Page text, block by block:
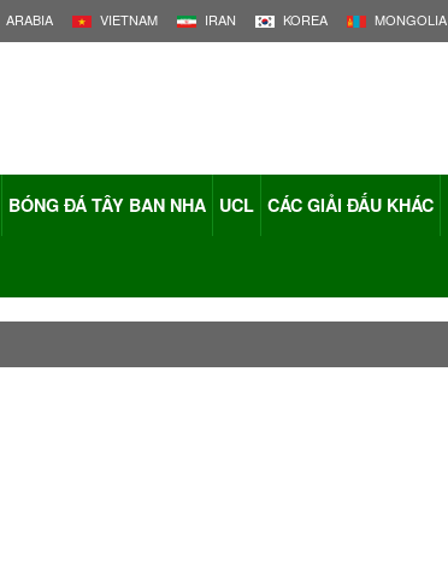
ARABIA VIETNAM IRAN KOREA MONGOLIA
BÓNG ĐÁ TÂY BAN NHA UCL CÁC GIẢI ĐẤU KHÁC